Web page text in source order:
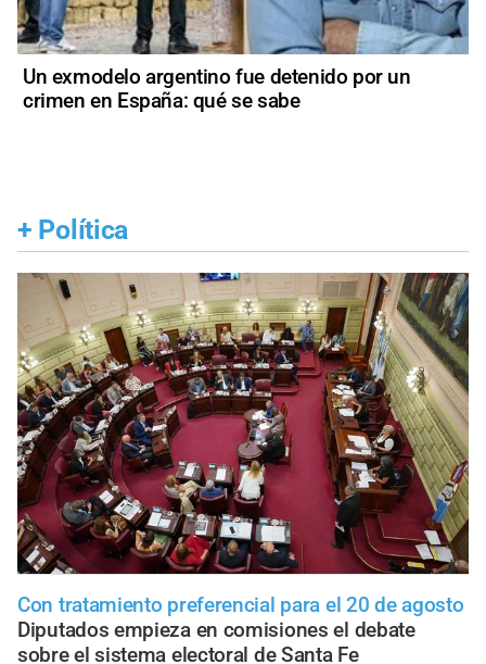
Un exmodelo argentino fue detenido por un
crimen en España: qué se sabe
+ Política
Con tratamiento preferencial para el 20 de agosto
Diputados empieza en comisiones el debate
sobre el sistema electoral de Santa Fe